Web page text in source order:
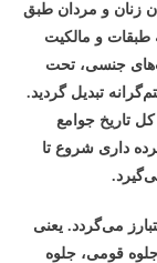
زنان و مردان طبق
طبقات و مالکیت
جنسی، تحت
تبدیل گردید.
تاریخ جوامع
داری شروع تا
می‌گردد. یعنی
قومی، جلوه